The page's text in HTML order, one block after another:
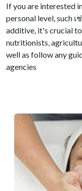
Ifyouare interested
personal level,such เ
additive, it's crucialto
nutritionists,
wellas followany
agencies